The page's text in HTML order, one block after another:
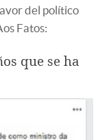
del político
Fatos:
que se ha